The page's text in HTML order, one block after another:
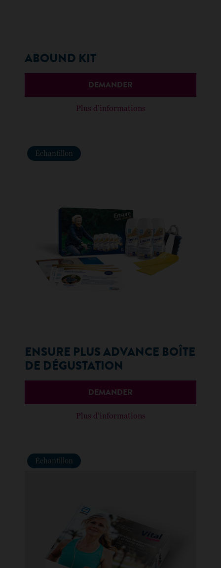
ABOUND KIT
DEMANDER
Plus d’informations
Échantillon
ENSURE PLUS ADVANCE BOÎTE
DE DÉGUSTATION
DEMANDER
Plus d’informations
Échantillon